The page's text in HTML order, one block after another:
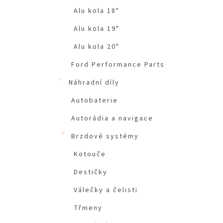
Alu kola 18"
Alu kola 19"
Alu kola 20"
Ford Performance Parts
Náhradní díly
Autobaterie
Autorádia a navigace
Brzdové systémy
Kotouče
Destičky
Válečky a čelisti
Třmeny